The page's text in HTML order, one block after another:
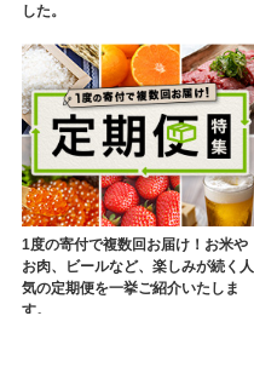
した。
1度の寄付で複数回お届け！お米や
お肉、ビールなど、楽しみが続く人
気の定期便を一挙ご紹介いたしま
す。